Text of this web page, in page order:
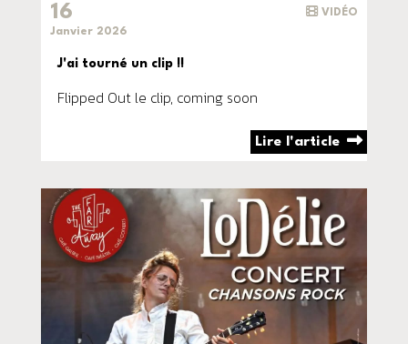
VIDÉO
16
Janvier 2026
J'ai tourné un clip !!
Flipped Out le clip, coming soon
Lire l'article